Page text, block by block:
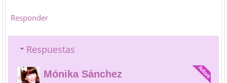
Responder
Respuestas
Mónika Sánchez